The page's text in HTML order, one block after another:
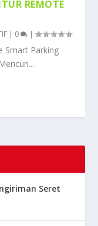
REMOTE
| 0 |
Smart Parking
Seret